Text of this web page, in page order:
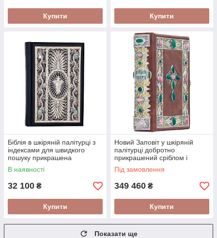
Купити Купити
Біблія в шкіряній палітурці з
індексами для швидкого
пошуку прикрашена
філігранню і топазами (в
скриньці)
В наявності
32 100 ₴
Купити
Новий Заповіт у шкіряній
палітурці добротно
прикрашений сріблом і
камінням в подарунковій
упаковці
Під замовлення
349 460 ₴
Купити
Показати ще